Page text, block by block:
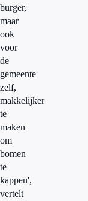
burger,
maar
ook
voor
de
gemeente
zelf,
makkelijker
te
maken
om
bomen
te
kappen',
vertelt